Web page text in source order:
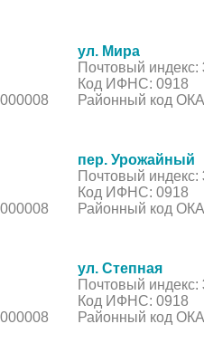
ул. Мира
Почтовый индекс:
Код ИФНС: 0918
Районный код
пер. Урожайный
Почтовый индекс:
Код ИФНС: 0918
Районный код
ул. Степная
Почтовый индекс:
Код ИФНС: 0918
Районный код